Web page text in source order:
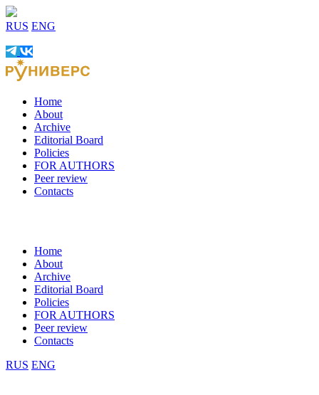
RUS ENG
Home
About
Archive
Editorial Board
Policies
FOR AUTHORS
Peer review
Contacts
Home
About
Archive
Editorial Board
Policies
FOR AUTHORS
Peer review
Contacts
RUS ENG